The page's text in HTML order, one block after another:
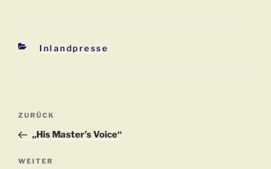
Kategorien
Inlandpresse
Beitragsnavigation
Vorheriger
Beitrag
ZURÜCK
„His Master’s Voice“
Nächster
WEITER